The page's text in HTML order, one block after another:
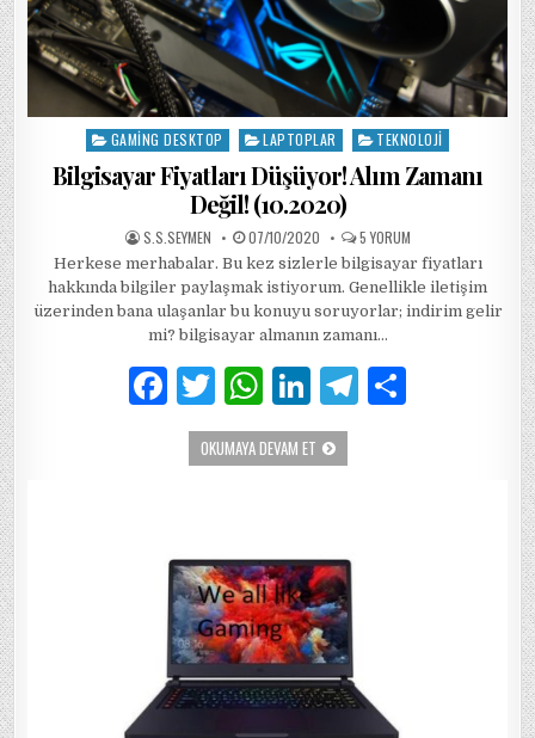
Posted
in
GAMING DESKTOP LAPTOPLAR TEKNOLOJI
Bilgisayar Fiyatları Düşüyor! Alım Zamanı
Değil! (10.2020)
AUTHOR:
S.S.SEYMEN PUBLISHED
DATE:
07/10/2020 BILGISAYAR
FIYATLARI
DÜŞÜYOR!
ALIM
ZAMANI
DEĞIL!
(10.2020)
IÇIN
5 YORUM
Herkese merhabalar. Bu kez sizlerle bilgisayar fiyatları
hakkında bilgiler paylaşmak istiyorum. Genellikle iletişim
üzerinden bana ulaşanlar bu konuyu soruyorlar; indirim gelir
mi? bilgisayar almanın zamanı…
F
a
c
o
o
k
T
w
it
W
h
at
p
p
Li
n
k
n
T
OKUMAYA DEVAM ETBILGISAYAR
FIYATLARI